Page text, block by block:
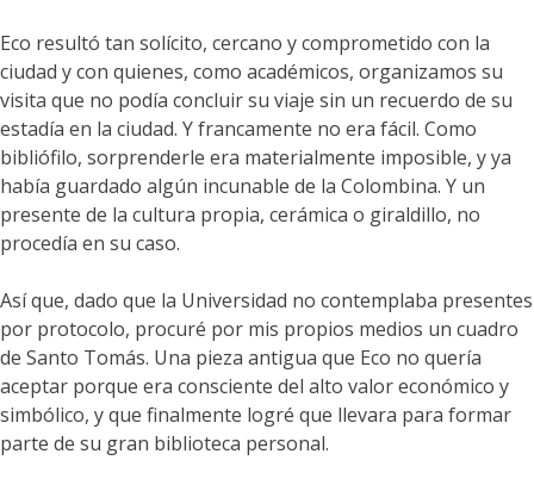
Eco resultó tan solícito, cercano y comprometido con la
ciudad y con quienes, como académicos, organizamos su
visita que no podía concluir su viaje sin un recuerdo de su
estadía en la ciudad. Y francamente no era fácil. Como
bibliófilo, sorprenderle era materialmente imposible, y ya
había guardado algún incunable de la Colombina. Y un
presente de la cultura propia, cerámica o giraldillo, no
procedía en su caso.
Así que, dado que la Universidad no contemplaba presentes
por protocolo, procuré por mis propios medios un cuadro
de Santo Tomás. Una pieza antigua que Eco no quería
aceptar porque era consciente del alto valor económico y
simbólico, y que finalmente logré que llevara para formar
parte de su gran biblioteca personal.